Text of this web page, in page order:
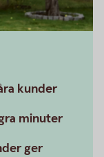
kunder
minuter
ger